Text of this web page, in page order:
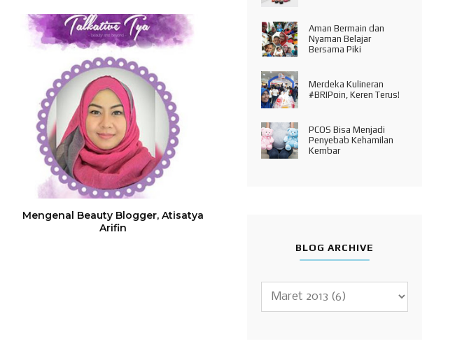
Mengenal Beauty Blogger, Atisatya
Arifin
Aman Bermain dan
Nyaman Belajar
Bersama Piki
Merdeka Kulineran
#BRIPoin, Keren Terus!
PCOS Bisa Menjadi
Penyebab Kehamilan
Kembar
BLOG ARCHIVE